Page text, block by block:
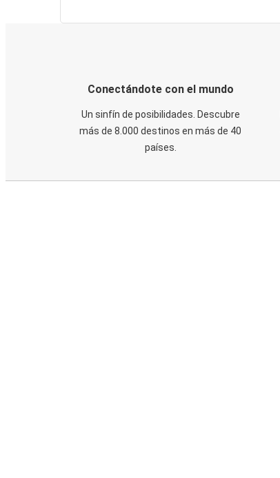
Conectándote con el mundo
Un sinfín de posibilidades. Descubre
más de 8.000 destinos en más de 40
países.